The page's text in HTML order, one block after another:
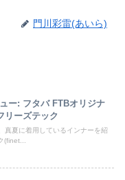
門川彩雷(あいら)
ー: フタバ FTBオリジナ
リーズテック
夏に着用しているインナーを紹
(finet...